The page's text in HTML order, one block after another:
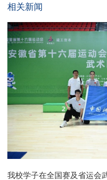
相关新闻
我校学子在全国赛及省运会